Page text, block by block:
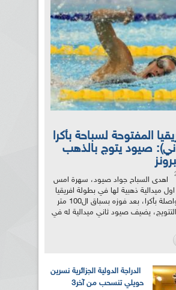
المفتوحة لسباحة بأكرا
صيود يتوج بالذهب
اهدى السباح جواد صيود، سهرة امس
اول ميدالية ذهبية لها في بطولة افريقيا
المفتوحة المتواصلة بأكرا، بعد فوزه بسباق ال100 متر
يضيف صيود ثاني ميدالية له في
الدراجة الدولية الجزائرية نسرين
حويلي تنسحب من آخر3